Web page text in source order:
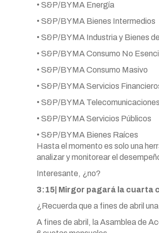
• S&P/BYMA Energía
• S&P/BYMA Bienes Intermedios
• S&P/BYMA Industria y Bienes
• S&P/BYMA Consumo No
• S&P/BYMA Consumo Masivo
• S&P/BYMA Servicios
• S&P/BYMA Telecomunicaciones
• S&P/BYMA Servicios Públicos
• S&P/BYMA Bienes Raíces
Hasta el momento es solo una
analizar y monitorear el
Interesante, ¿no?
3:15| Mirgor pagará la cuarta
¿Recuerda que a fines de abril
A fines de abril, la Asamblea de